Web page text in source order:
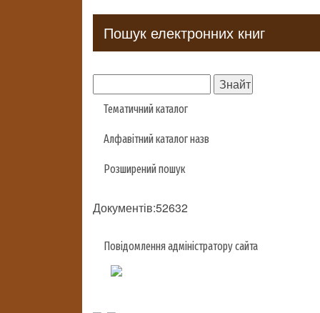
Пошук електронних книг
Тематичний каталог
Алфавітний каталог назв
Розширений пошук
Документів:52632
Повідомлення адміністратору сайта